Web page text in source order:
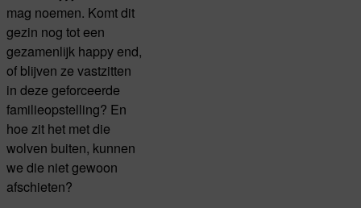
mag noemen. Komt dit
gezin nog tot een
gezamenlijk happy end,
of blijven ze vastzitten
in deze geforceerde
familieopstelling? En
hoe zit het met die
wolven buiten, kunnen
we die niet gewoon
afschieten?